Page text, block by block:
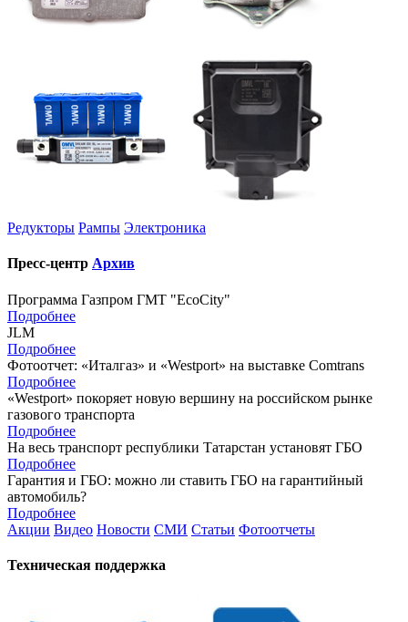
Редукторы Рампы Электроника
Пресс-центр Архив
Программа Газпром ГМТ "EcoCity"
Подробнее
JLM
Подробнее
Фотоотчет: «Италгаз» и «Westport» на выставке Comtrans
Подробнее
«Westport» покоряет новую вершину на российском рынке
газового транспорта
Подробнее
На весь транспорт республики Татарстан установят ГБО
Подробнее
Гарантия и ГБО: можно ли ставить ГБО на гарантийный
автомобиль?
Подробнее
Акции Видео Новости СМИ Статьи Фотоотчеты
Техническая поддержка